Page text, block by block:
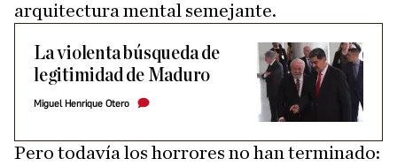
arquitectura mental semejante.
La violenta búsqueda de
legitimidad de Maduro
Miguel Henrique Otero
Pero todavía los horrores no han terminado: